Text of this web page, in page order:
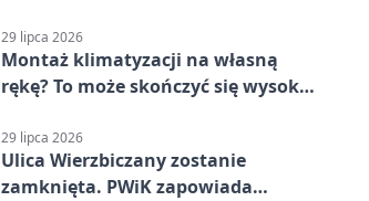
29 lipca 2026
Montaż klimatyzacji na własną
rękę? To może skończyć się wysoką
29 lipca 2026
Ulica Wierzbiczany zostanie
zamknięta. PWiK zapowiada